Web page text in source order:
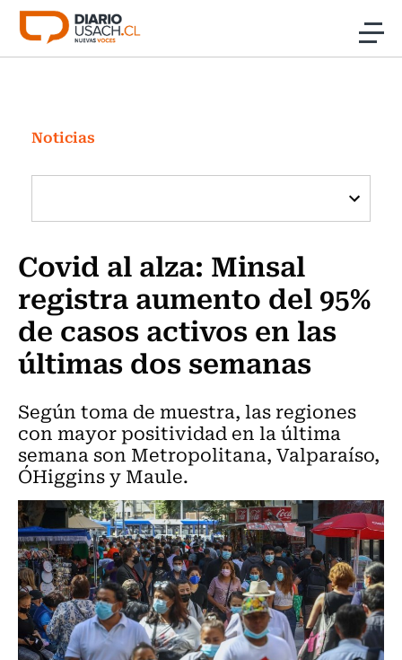
Click acá para ir directamente al contenido
Investigación
Cultura
Programas Radio y TV Usach
Noticias
Covid al alza: Minsal
registra aumento del 95%
de casos activos en las
últimas dos semanas
Según toma de muestra, las regiones
con mayor positividad en la última
semana son Metropolitana, Valparaíso,
O´Higgins y Maule.